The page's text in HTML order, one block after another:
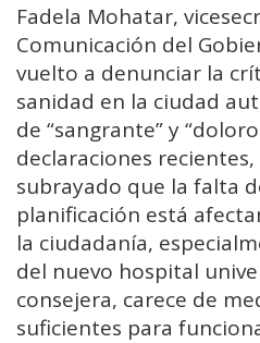
Fadela Mohatar,
Comunicación del
vuelto a denunciar la
sanidad en la ciudad
de “sangrante” y
declaraciones
subrayado que la falta
planificación está
la ciudadanía,
del nuevo hospital
consejera, carece de
suficientes para